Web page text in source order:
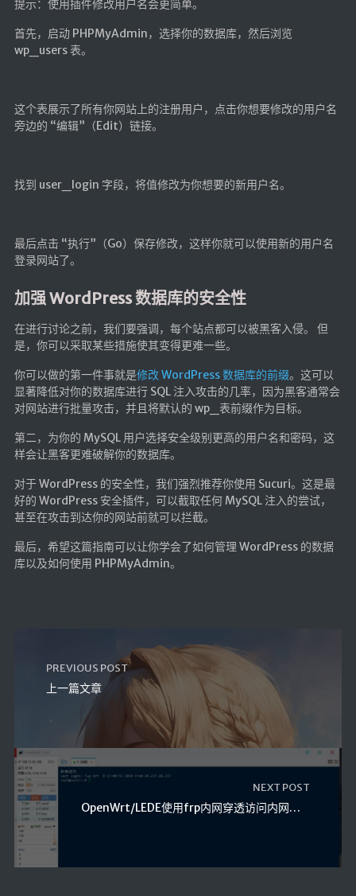
提示：使用插件修改用户名会更简单。
首先，启动 PHPMyAdmin，选择你的数据库，然后浏览
wp_users 表。
这个表展示了所有你网站上的注册用户，点击你想要修改的用户名
旁边的 “编辑”（Edit）链接。
找到 user_login 字段，将值修改为你想要的新用户名。
最后点击 “执行”（Go）保存修改，这样你就可以使用新的用户名
登录网站了。
加强 WordPress 数据库的安全性
在进行讨论之前，我们要强调，每个站点都可以被黑客入侵。 但
是，你可以采取某些措施使其变得更难一些。
你可以做的第一件事就是修改 WordPress 数据库的前缀。这可以
显著降低对你的数据库进行 SQL 注入攻击的几率，因为黑客通常会
对网站进行批量攻击，并且将默认的 wp_表前缀作为目标。
第二，为你的 MySQL 用户选择安全级别更高的用户名和密码，这
样会让黑客更难破解你的数据库。
对于 WordPress 的安全性，我们强烈推荐你使用 Sucuri。这是最
好的 WordPress 安全插件，可以截取任何 MySQL 注入的尝试，
甚至在攻击到达你的网站前就可以拦截。
最后，希望这篇指南可以让你学会了如何管理 WordPress 的数据
库以及如何使用 PHPMyAdmin。
PREVIOUS POST
上一篇文章
NEXT POST
OpenWrt/LEDE使用frp内网穿透访问内网设备